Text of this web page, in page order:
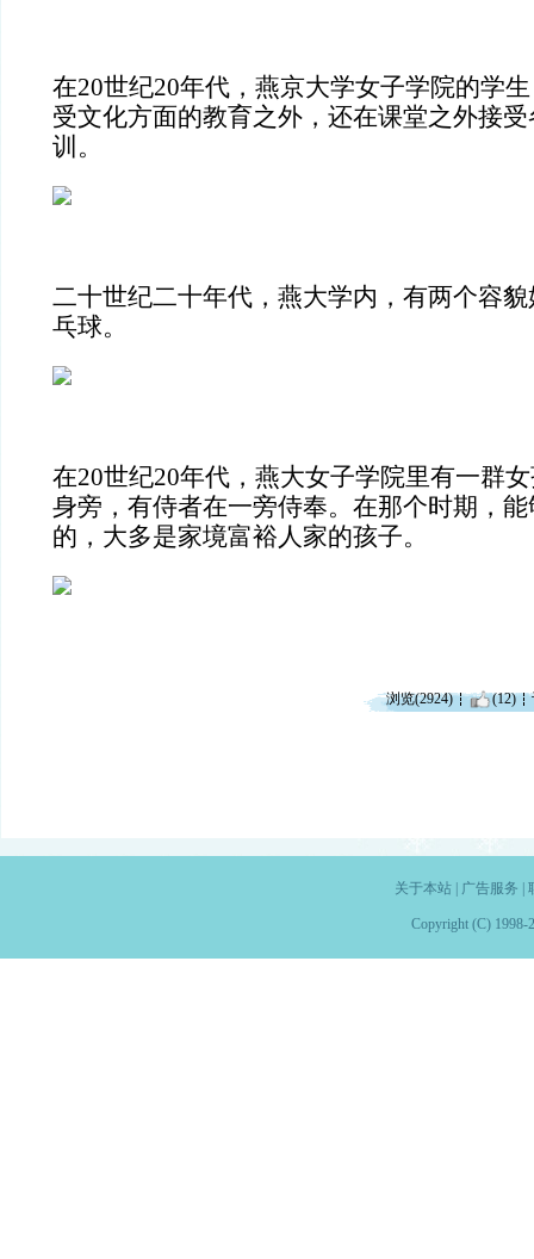
在20世纪20年代，燕京大学女子学院的学
受文化方面的教育之外，还在课堂之外接
训。
二十世纪二十年代，燕大学内，有两个容
乓球。
在20世纪20年代，燕大女子学院里有一群
身旁，有侍者在一旁侍奉。在那个时期，
的，大多是家境富裕人家的孩子。
浏览(2924) (12)
关于本站| 广告服务
Copyright (C) 1998-